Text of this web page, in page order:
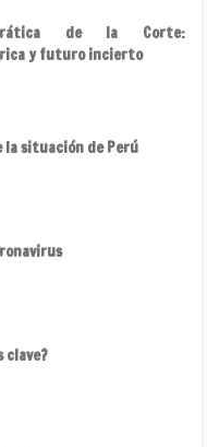
de la Corte:
y futuro incierto
la situación de Perú
clave?